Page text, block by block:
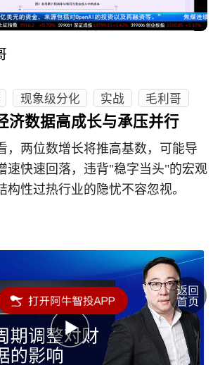
现象级分化 实战
毛利哥
济数据高成长与承压并行
，两位数增长将推高基数，可能导
速快速回落，违背"稳字当头"的宏观
构性过热行业的隐忧不容忽视。